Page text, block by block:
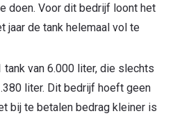
doen. Voor dit bedrijf loont het
jaar de tank helemaal vol te
tank van 6.000 liter, die slechts
liter. Dit bedrijf hoeft geen
bij te betalen bedrag kleiner is